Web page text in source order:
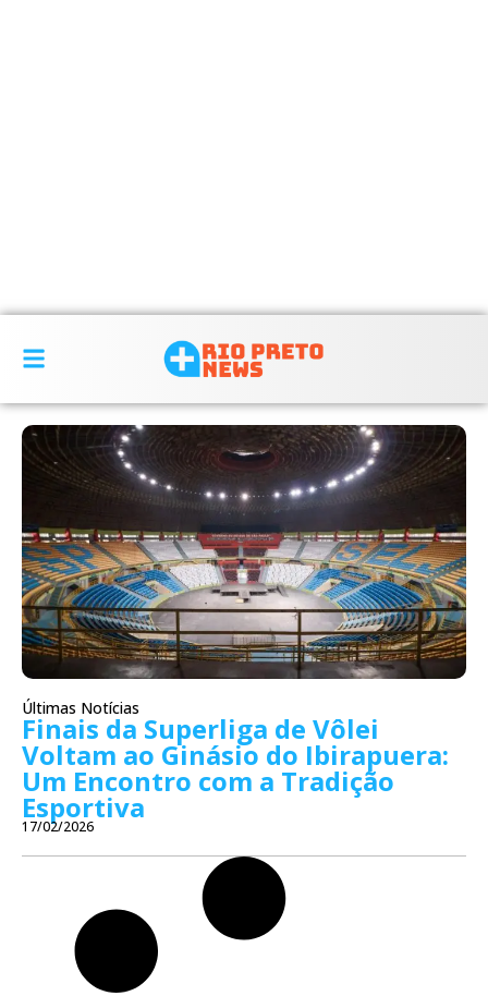
Últimas Notícias
Finais da Superliga de Vôlei
Voltam ao Ginásio do Ibirapuera:
Um Encontro com a Tradição
Esportiva
17/02/2026